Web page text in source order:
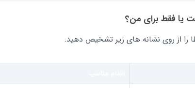
یا فقط برای من؟
از روی نشانه های زیر تشخیص دهید: